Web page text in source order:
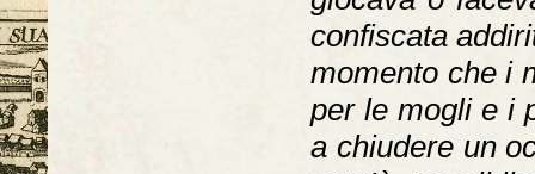
confiscata
momento che i
per le mogli e i
a chiudere un